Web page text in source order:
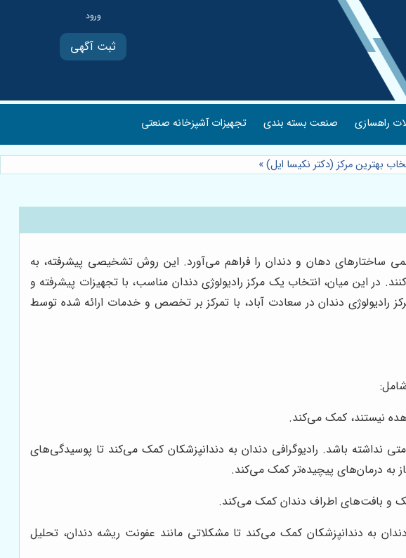
ثبت آگهی
راهسازی صنعت بسته بندی تجهیزات آشپزخانه صنعتی
بهترین مرکز (دکتر نکیسا ایل)»
ساختارهای دهان و دندان را فراهم می‌آورد. این روش تشخیصی پیشرفته، به
در این میان، انتخاب یک مرکز رادیولوژی دندان مناسب، با تجهیزات پیشرفته و
رادیولوژی دندان در سعادت آباد، با تمرکز بر تخصص و خدمات ارائه شده توسط
نیستند، کمک می‌کند.
باشد. رادیوگرافی دندان به دندانپزشکان کمک می‌کند تا پوسیدگی‌های
به درمان‌های پیچیده‌تر کمک می‌کند.
فک و بافت‌های اطراف دندان کمک می‌کند.
به دندانپزشکان کمک می‌کند تا مشکلاتی مانند عفونت ریشه دندان، تحلیل